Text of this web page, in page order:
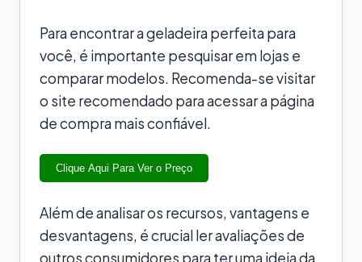
Para encontrar a geladeira perfeita para
você, é importante pesquisar em lojas e
comparar modelos. Recomenda-se visitar
o site recomendado para acessar a página
de compra mais confiável.
Clique Aqui Para Ver o Preço
Além de analisar os recursos, vantagens e
desvantagens, é crucial ler avaliações de
outros consumidores para ter uma ideia da